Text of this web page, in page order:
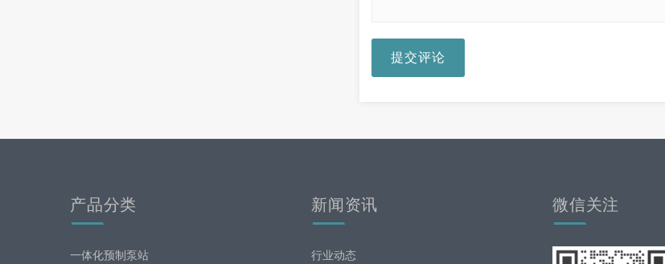
提交评论
产品分类
一体化预制泵站
新闻资讯
行业动态
微信关注